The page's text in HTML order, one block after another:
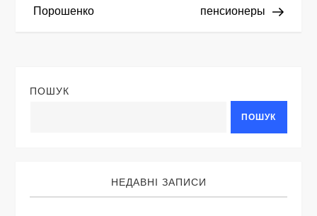
ц
з
Порошенко
пенсионеры
ПОШУК
ПОШУК
НЕДАВНІ ЗАПИСИ